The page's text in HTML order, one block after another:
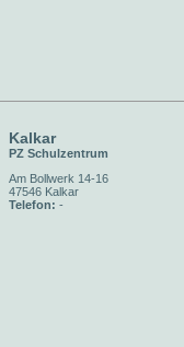
Kalkar
PZ Schulzentrum
Am Bollwerk 14-16
47546 Kalkar
Telefon: -